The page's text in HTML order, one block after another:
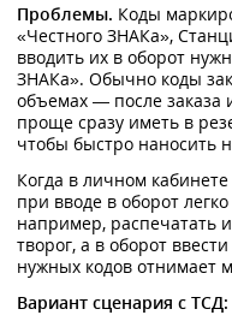
Проблемы. Коды
«Честного ЗНАКа»,
вводить их в оборот
ЗНАКа». Обычно коды
объемах — после заказа
проще сразу иметь в
чтобы быстро наносить
Когда в личном
при вводе в оборот
например, распечатать
творог, а в оборот
нужных кодов отнимает
Вариант сценария с ТСД: